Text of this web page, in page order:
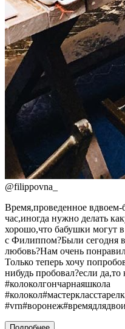
@filippovna_
Время,проведенное вдвоем-
час,иногда нужно делать
хорошо,что бабушки могут
с Филиппом?Были сегодня
любовь?Нам очень
Только теперь хочу
нибудь пробовал?если да,то
#колоколгончарнаяшкола